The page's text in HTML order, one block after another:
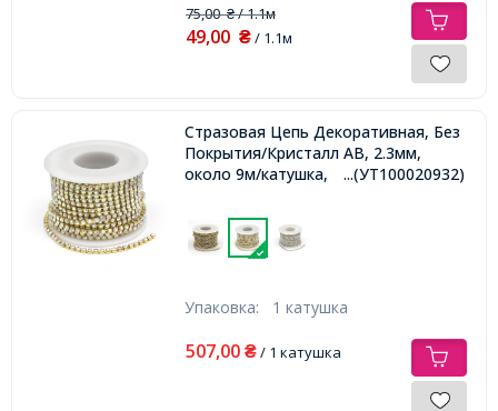
75,00₴/ 1.1м
49,00 ₴/ 1.1м
Стразовая Цепь Декоративная, Без
Покрытия/Кристалл АВ, 2.3мм,
около 9м/катушка,
...(УТ100020932)
Упаковка: 1 катушка
507,00 ₴/ 1 катушка